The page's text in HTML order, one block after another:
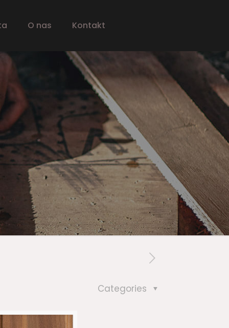
O nas Kontakt
Categories